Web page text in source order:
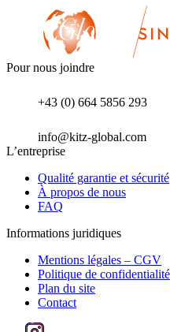
Pour nous joindre
+43 (0) 664 5856 293
info@kitz-global.com
L’entreprise
Qualité garantie et sécurité
À propos de nous
FAQ
Informations juridiques
Mentions légales – CGV
Politique de confidentialité
Plan du site
Contact